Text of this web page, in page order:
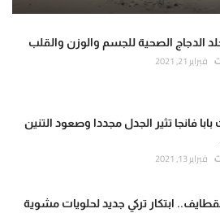
الدجاج الصحية للجسم والوزن والقلب
فبراير 21, 2021
فانجا تثير الجدل مجددا وصعود التنين
فبراير 13, 2021
ابتكار تركي جديد لحلويات مشوية